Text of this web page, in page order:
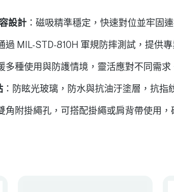
設計 ：磁吸精準穩定，快速對位並牢固連
過 MIL-STD-810H 軍規防摔測試，提供專
多種使用與防護情境，靈活應對不同需求
：防眩光玻璃，防水與抗油汙塗層，抗指
角附掛繩孔，可搭配掛繩或肩背帶使用